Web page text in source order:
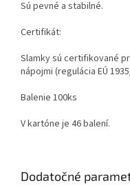
Sú pevné a stabilné.
Certifikát:
Slamky sú certifikované
nápojmi (regulácia EÚ
Balenie 100ks
V kartóne je 46 balení.
Dodatočné